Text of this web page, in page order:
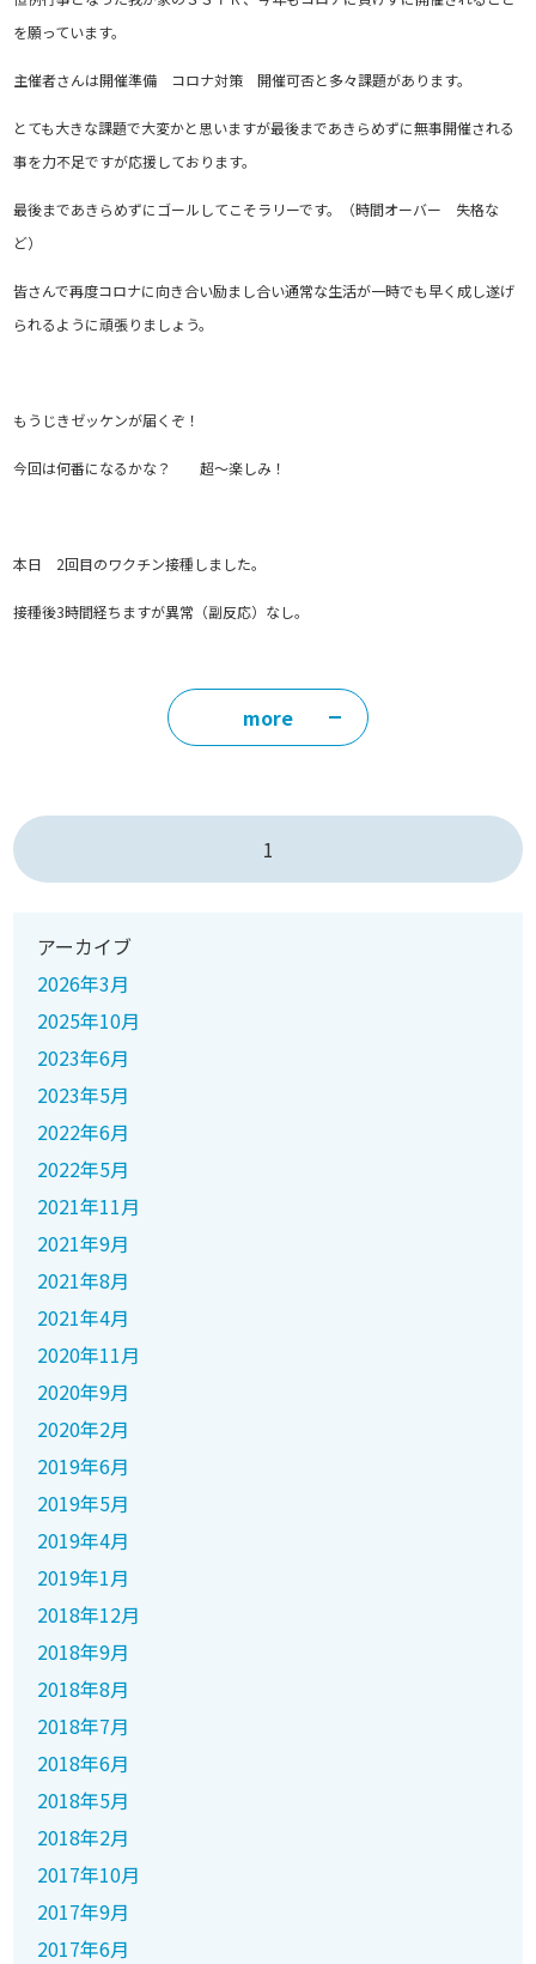
を願っています。
主催者さんは開催準備 コロナ対策 開催可否と多々課題があります。
とても大きな課題で大変かと思いますが最後まであきらめずに無事開催される
事を力不足ですが応援しております。
最後まであきらめずにゴールしてこそラリーです。（時間オーバー 失格な
ど）
皆さんで再度コロナに向き合い励まし合い通常な生活が一時でも早く成し遂げ
られるように頑張りましょう。
もうじきゼッケンが届くぞ！
今回は何番になるかな？ 超～楽しみ！
本日 2回目のワクチン接種しました。
接種後3時間経ちますが異常（副反応）なし。
more
1
アーカイブ
2026年3月
2025年10月
2023年6月
2023年5月
2022年6月
2022年5月
2021年11月
2021年9月
2021年8月
2021年4月
2020年11月
2020年9月
2020年2月
2019年6月
2019年5月
2019年4月
2019年1月
2018年12月
2018年9月
2018年8月
2018年7月
2018年6月
2018年5月
2018年2月
2017年10月
2017年9月
2017年6月